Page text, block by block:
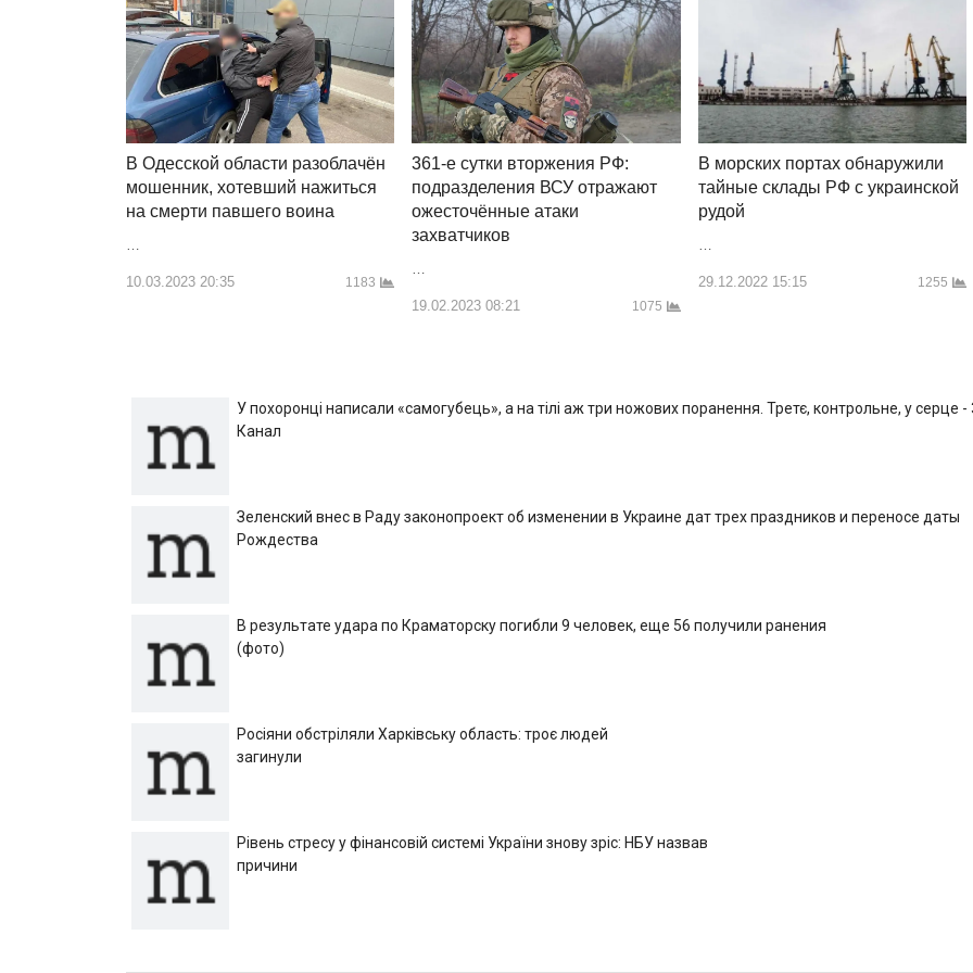
В Одесской области разоблачён
мошенник, хотевший нажиться
на смерти павшего воина
…
10.03.2023 20:35 1183
361-е сутки вторжения РФ:
подразделения ВСУ отражают
ожесточённые атаки
захватчиков
…
19.02.2023 08:21 1075
В морских портах обнаружили
тайные склады РФ с украинской
рудой
…
29.12.2022 15:15 1255
У похоронці написали «самогубець», а на тілі аж три ножових поранення. Третє, контрольне, у серце -
Канал
Зеленский внес в Раду законопроект об изменении в Украине дат трех праздников и переносе даты
Рождества
В результате удара по Краматорску погибли 9 человек, еще 56 получили ранения
(фото)
Росіяни обстріляли Харківську область: троє людей
загинули
Рівень стресу у фінансовій системі України знову зріс: НБУ назвав
причини